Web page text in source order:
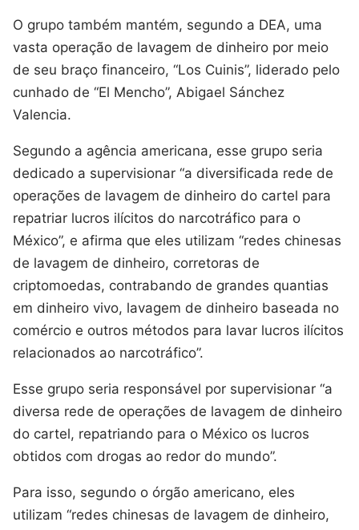
O grupo também mantém, segundo a DEA, uma
vasta operação de lavagem de dinheiro por meio
de seu braço financeiro, “Los Cuinis”, liderado pelo
cunhado de “El Mencho”, Abigael Sánchez
Valencia.
Segundo a agência americana, esse grupo seria
dedicado a supervisionar “a diversificada rede de
operações de lavagem de dinheiro do cartel para
repatriar lucros ilícitos do narcotráfico para o
México”, e afirma que eles utilizam “redes chinesas
de lavagem de dinheiro, corretoras de
criptomoedas, contrabando de grandes quantias
em dinheiro vivo, lavagem de dinheiro baseada no
comércio e outros métodos para lavar lucros ilícitos
relacionados ao narcotráfico”.
Esse grupo seria responsável por supervisionar “a
diversa rede de operações de lavagem de dinheiro
do cartel, repatriando para o México os lucros
obtidos com drogas ao redor do mundo”.
Para isso, segundo o órgão americano, eles
utilizam “redes chinesas de lavagem de dinheiro,